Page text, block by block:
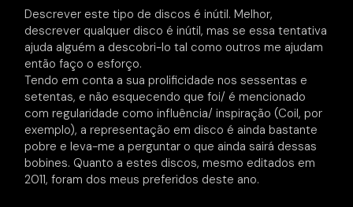
Descrever este tipo de discos é inútil. Melhor,
descrever qualquer disco é inútil, mas se essa tentativa
ajuda alguém a descobri-lo tal como outros me ajudam
então faço o esforço.
Tendo em conta a sua prolificidade nos sessentas e
setentas, e não esquecendo que foi/ é mencionado
com regularidade como influência/ inspiração (Coil, por
exemplo), a representação em disco é ainda bastante
pobre e leva-me a perguntar o que ainda sairá dessas
bobines. Quanto a estes discos, mesmo editados em
2011, foram dos meus preferidos deste ano.